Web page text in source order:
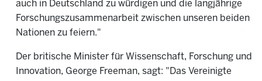
auch in Deutschland zu würdigen und die langjährige
Forschungszusammenarbeit zwischen unseren beiden
Nationen zu feiern."
Der britische Minister für Wissenschaft, Forschung und
Innovation, George Freeman, sagt: "Das Vereinigte